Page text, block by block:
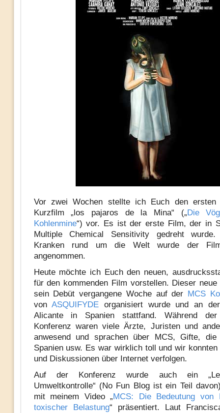
Vor zwei Wochen stellte ich Euch den ersten
Kurzfilm „los pajaros de la Mina“ („Die
Kohlenmine“) vor. Es ist der erste Film, der in
Multiple Chemical Sensitivity gedreht
Kranken rund um die Welt wurde der
angenommen.
Heute möchte ich Euch den neuen,
für den kommenden Film vorstellen. Dieser neue
sein Debüt vergangene Woche auf der MCS
vonASQUIFYDE organisiert wurde und an
Alicante in Spanien stattfand. Während der
Konferenz waren viele Ärzte, Juristen und
anwesend und sprachen über MCS, Gifte,
Spanien usw. Es war wirklich toll und wir konnten
und Diskussionen über Internet verfolgen.
Auf der Konferenz wurde auch ein
Umweltkontrolle“ (No Fun Blog ist ein Teil
mit meinem Video „MCS: Die Bedeutung von
toxischer Belastung“ präsentiert. Laut